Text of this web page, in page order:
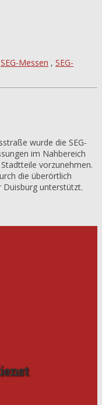
SEG-Messen , SEG-
wurde die SEG-
im Nahbereich
vorzunehmen.
die überörtlich
Duisburg unterstützt.